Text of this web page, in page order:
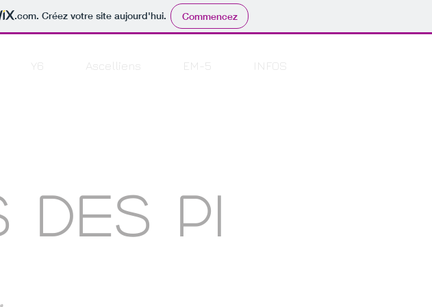
.com. Créez votre site aujourd'hui. Commencez
Y6 Ascelliens EM-5 INFOS
PI